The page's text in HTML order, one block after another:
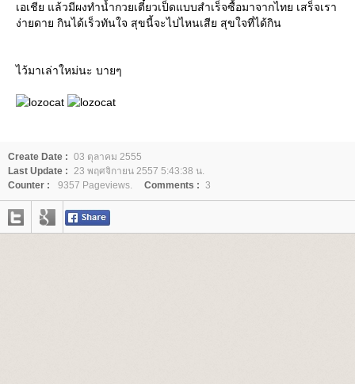
เอเชีย แล้วมีผงทำน้ำกวยเตี๋ยวเป็ดแบบสำเร็จซื้อมาจากไทย เสร็จเรา
ง่ายดาย กินได้เร็วทันใจ สุขนี้จะไปไหนเสีย สุขใจที่ได้กิน
ไว้มาเล่าใหม่นะ บายๆ
Create Date : 03 ตุลาคม 2555
Last Update : 23 พฤศจิกายน 2557 5:43:38 น.
Counter :
9357 Pageviews. Comments : 3